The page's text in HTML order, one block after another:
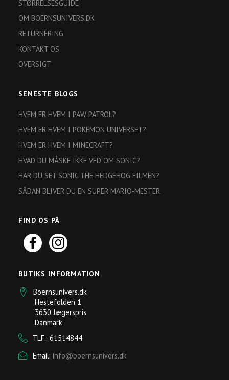
STØRRELSESGUIDE
OM BOERNSUNIVERS.DK
RETURNERING
KONTAKT OS
OVERSIGT
SENESTE BLOGS
HVEM ER HVEM I PAW PATROL?
HVEM ER HVEM I POKEMON UNIVERSET?
HVEM ER HVEM I MINECRAFT?
HVAD DU MÅSKE IKKE VED OM SONIC?
HAR DU SET SONIC THE HEDGEHOG FILMEN?
SÅDAN BLIVER DU EN SUPER MARIO-MESTER
FIND OS PÅ
BUTIKS INFORMATION
Boernsunivers.dk
Hestefolden 1
3630 Jægerspris
Danmark
TLF.: 61514844
Email: info@boernsunivers.dk